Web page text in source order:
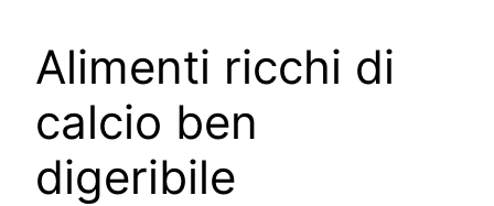
Alimenti ricchi di
calcio ben
digeribile